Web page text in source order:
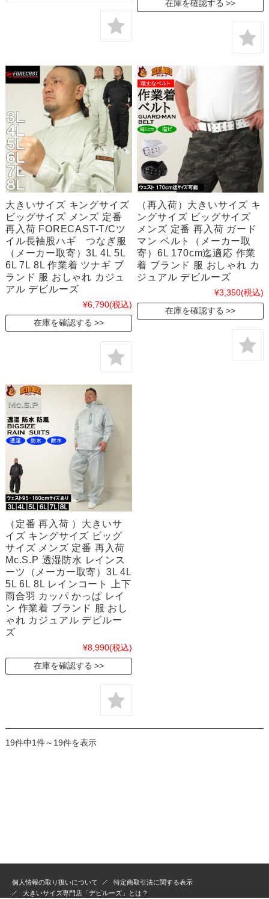
在庫を確認する
大きいサイズ キングサイズ
ビッグサイズ メンズ 定番
再入荷 FORECAST-T/Cツ
イル長袖股ハギ つなぎ服
（メーカー取寄）3L 4L 5L
6L 7L 8L 作業着 ツナギ ブ
ランド 服 おしゃれ カジュ
アル デビルーズ
¥6,790(税込)
在庫を確認する
（再入荷）大きいサイズ キ
ングサイズ ビッグサイズ
メンズ 定番 再入荷 ガード
マン ベルト（メーカー取
寄）6L 170cm迄適応 作業
着 ブランド 服 おしゃれ カ
ジュアル デビルーズ
¥3,350(税込)
在庫を確認する
（定番 再入荷 ）大きいサ
イズ キングサイズ ビッグ
サイズ メンズ 定番 再入荷
Mc.S.P 透湿防水 レインス
ーツ（メーカー取寄）3L 4L
5L 6L 8L レインコート 上下
雨合羽 カッパ かっぱ レイ
ン 作業着 ブランド 服 おし
ゃれ カジュアル デビルー
ズ
¥8,990(税込)
在庫を確認する
19件中1件～19件を表示
個人情報の取り扱いについて
特定商取引法に関する表示
大きいサイズ専門店「デビルーズ」とは？